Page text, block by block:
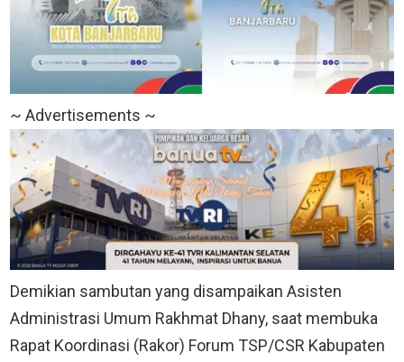
~ Advertisements ~
Demikian sambutan yang disampaikan Asisten
Administrasi Umum Rakhmat Dhany, saat membuka
Rapat Koordinasi (Rakor) Forum TSP/CSR Kabupaten